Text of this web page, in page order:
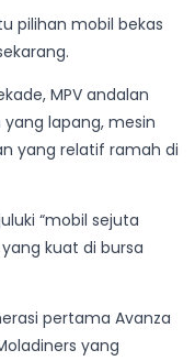
pilihan mobil bekas
MPV andalan
lapang, mesin
yang relatif ramah di
“mobil sejuta
kuat di bursa
pertama Avanza
yang